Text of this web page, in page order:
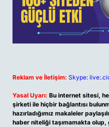
Reklam ve İletişim: Skype:
Yasal Uyarı: Bu internet sitesi,
şirketi ile hiçbir bağlantısı
hazırladığımız makaleler
haber niteliği taşımamakta